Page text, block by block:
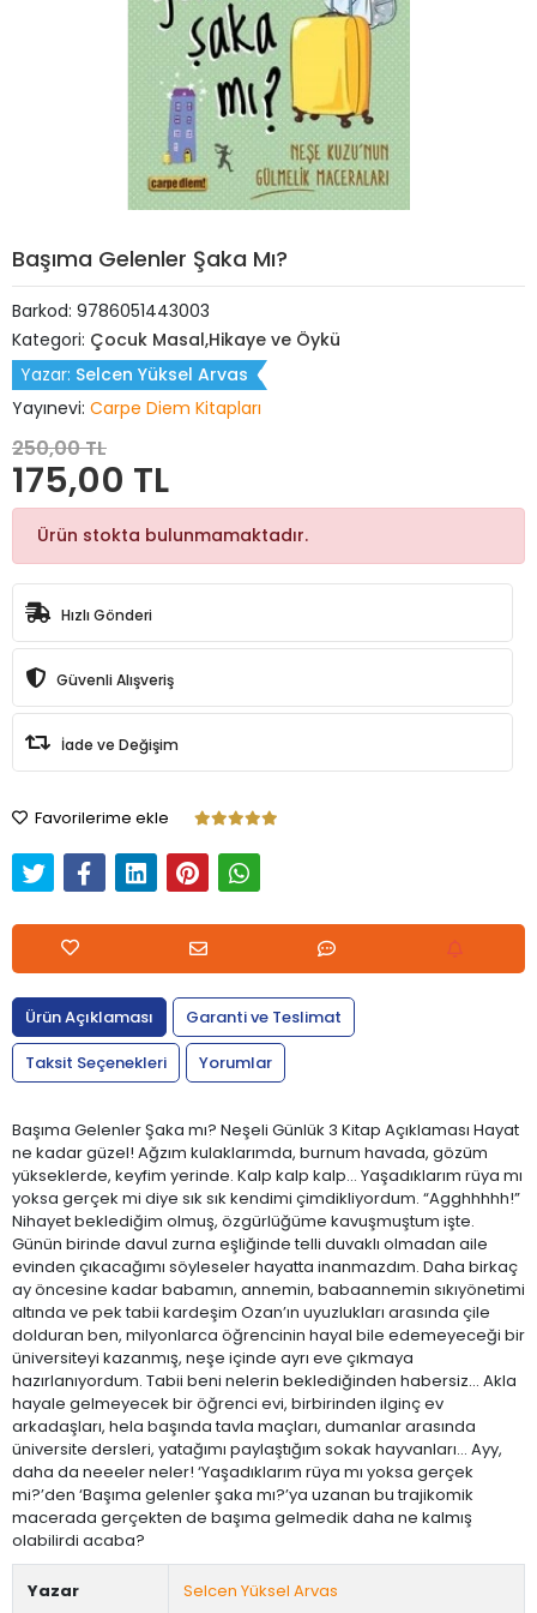
Başıma Gelenler Şaka Mı?
Barkod: 9786051443003
Kategori: Çocuk Masal,Hikaye ve Öykü
Yazar: Selcen Yüksel Arvas
Yayınevi: Carpe Diem Kitapları
250,00 TL
175,00 TL
Ürün stokta bulunmamaktadır.
Hızlı Gönderi
Güvenli Alışveriş
İade ve Değişim
Favorilerime ekle
Ürün Açıklaması
Garanti ve Teslimat
Taksit Seçenekleri
Yorumlar
Başıma Gelenler Şaka mı? Neşeli Günlük 3 Kitap Açıklaması Hayat
ne kadar güzel! Ağzım kulaklarımda, burnum havada, gözüm
yükseklerde, keyfim yerinde. Kalp kalp kalp… Yaşadıklarım rüya mı
yoksa gerçek mi diye sık sık kendimi çimdikliyordum. “Agghhhhh!”
Nihayet beklediğim olmuş, özgürlüğüme kavuşmuştum işte.
Günün birinde davul zurna eşliğinde telli duvaklı olmadan aile
evinden çıkacağımı söyleseler hayatta inanmazdım. Daha birkaç
ay öncesine kadar babamın, annemin, babaannemin sıkıyönetimi
altında ve pek tabii kardeşim Ozan’ın uyuzlukları arasında çile
dolduran ben, milyonlarca öğrencinin hayal bile edemeyeceği bir
üniversiteyi kazanmış, neşe içinde ayrı eve çıkmaya
hazırlanıyordum. Tabii beni nelerin beklediğinden habersiz… Akla
hayale gelmeyecek bir öğrenci evi, birbirinden ilginç ev
arkadaşları, hela başında tavla maçları, dumanlar arasında
üniversite dersleri, yatağımı paylaştığım sokak hayvanları… Ayy,
daha da neeeler neler! ‘Yaşadıklarım rüya mı yoksa gerçek
mi?’den ‘Başıma gelenler şaka mı?’ya uzanan bu trajikomik
macerada gerçekten de başıma gelmedik daha ne kalmış
olabilirdi acaba?
Yazar Selcen Yüksel Arvas